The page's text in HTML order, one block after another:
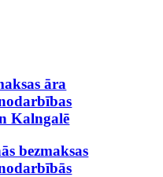
āra
Kalngalē
bezmaksas